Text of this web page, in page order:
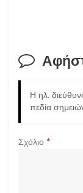
Η ηλ.
πεδία
Σχόλιο *